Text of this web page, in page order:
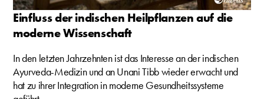
Einfluss der indischen Heilpflanzen auf die
moderne Wissenschaft
In den letzten Jahrzehnten ist das Interesse an der indischen
Ayurveda-Medizin und an Unani Tibb wieder erwacht und
hat zu ihrer Integration in moderne Gesundheitssysteme